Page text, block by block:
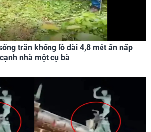
trăn khổng lồ dài 4,8 mét ẩn nấp
nhà một cụ bà